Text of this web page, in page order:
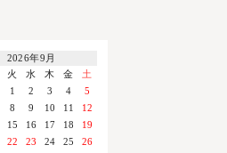
2026年9月
火 水 木 金
土
1
2 3 4
5
8 9 10 11
12
15 16 17 18
19
22 23 24 25 26